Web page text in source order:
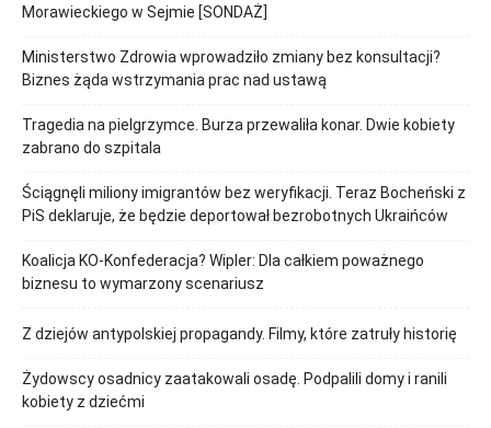
Morawieckiego w Sejmie [SONDAŻ]
Ministerstwo Zdrowia wprowadziło zmiany bez konsultacji?
Biznes żąda wstrzymania prac nad ustawą
Tragedia na pielgrzymce. Burza przewaliła konar. Dwie kobiety
zabrano do szpitala
Ściągnęli miliony imigrantów bez weryfikacji. Teraz Bocheński z
PiS deklaruje, że będzie deportował bezrobotnych Ukraińców
Koalicja KO-Konfederacja? Wipler: Dla całkiem poważnego
biznesu to wymarzony scenariusz
Z dziejów antypolskiej propagandy. Filmy, które zatruły historię
Żydowscy osadnicy zaatakowali osadę. Podpalili domy i ranili
kobiety z dziećmi